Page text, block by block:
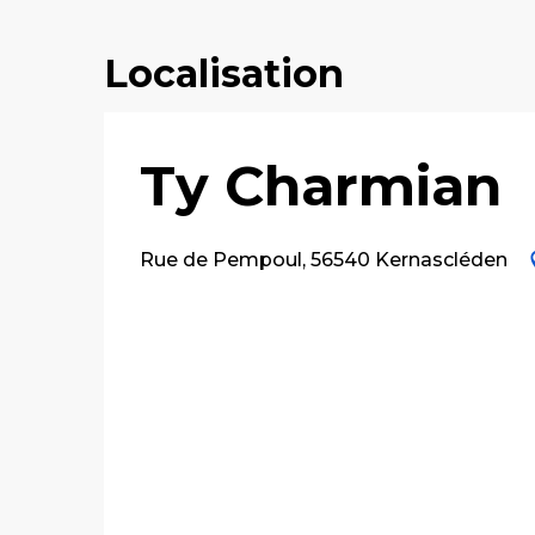
Localisation
Ty Charmian
Rue de Pempoul, 56540 Kernascléden